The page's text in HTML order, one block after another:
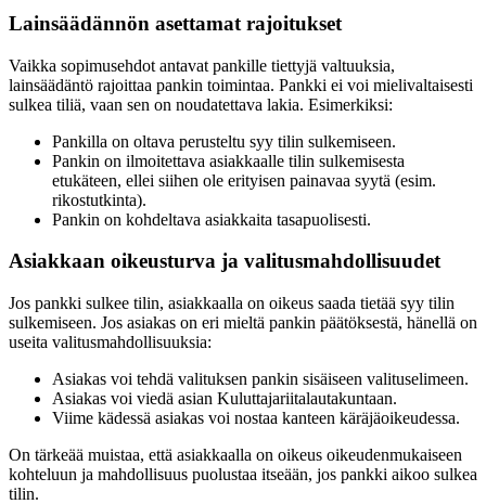
Lainsäädännön asettamat rajoitukset
Vaikka sopimusehdot antavat pankille tiettyjä valtuuksia,
lainsäädäntö rajoittaa pankin toimintaa. Pankki ei voi mielivaltaisesti
sulkea tiliä, vaan sen on noudatettava lakia. Esimerkiksi:
Pankilla on oltava perusteltu syy tilin sulkemiseen.
Pankin on ilmoitettava asiakkaalle tilin sulkemisesta
etukäteen, ellei siihen ole erityisen painavaa syytä (esim.
rikostutkinta).
Pankin on kohdeltava asiakkaita tasapuolisesti.
Asiakkaan oikeusturva ja valitusmahdollisuudet
Jos pankki sulkee tilin, asiakkaalla on oikeus saada tietää syy tilin
sulkemiseen. Jos asiakas on eri mieltä pankin päätöksestä, hänellä on
useita valitusmahdollisuuksia:
Asiakas voi tehdä valituksen pankin sisäiseen valituselimeen.
Asiakas voi viedä asian Kuluttajariitalautakuntaan.
Viime kädessä asiakas voi nostaa kanteen käräjäoikeudessa.
On tärkeää muistaa, että asiakkaalla on oikeus oikeudenmukaiseen
kohteluun ja mahdollisuus puolustaa itseään, jos pankki aikoo sulkea
tilin.